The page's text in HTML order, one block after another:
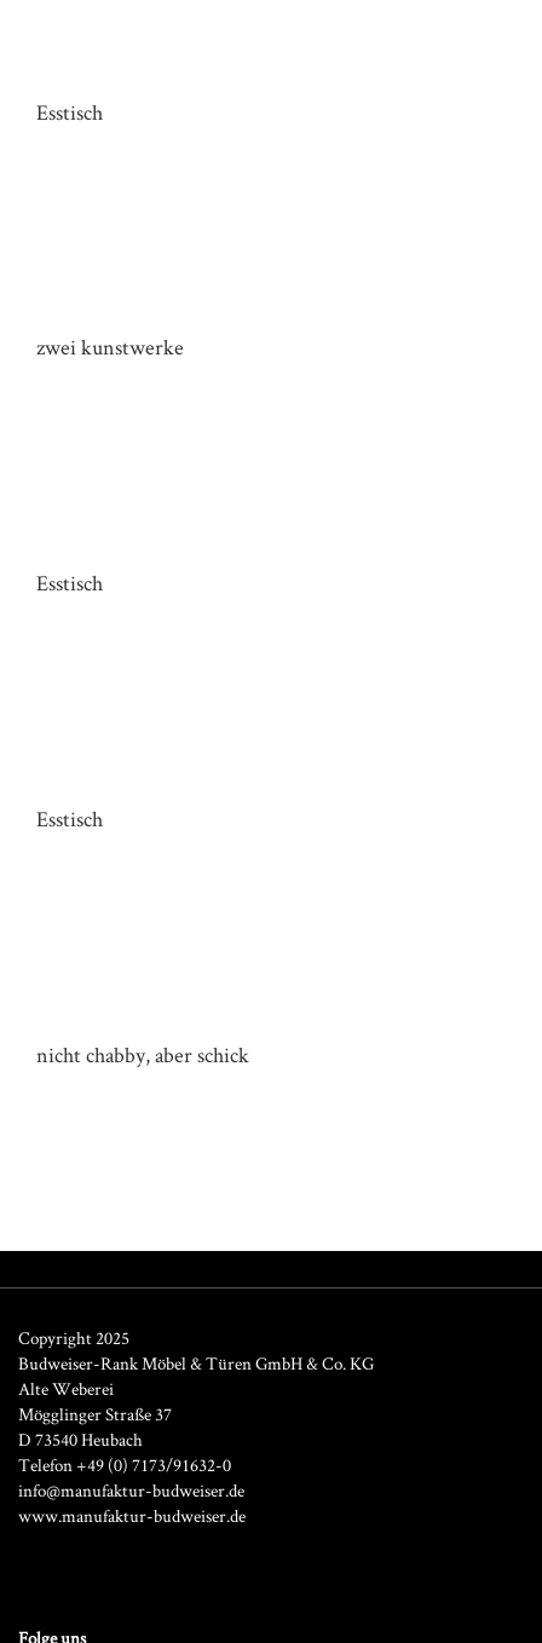
Esstisch
zwei kunstwerke
Esstisch
Esstisch
nicht chabby, aber schick
Copyright 2025
Budweiser-Rank Möbel & Türen GmbH & Co. KG
Alte Weberei
Mögglinger Straße 37
D 73540 Heubach
Telefon +49 (0) 7173/91632-0
info@manufaktur-budweiser.de
www.manufaktur-budweiser.de
Folge uns